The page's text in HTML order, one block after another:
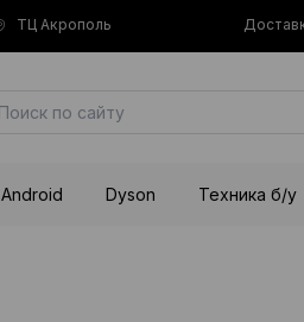
ТЦ Акрополь
Android Dyson Техника б/у